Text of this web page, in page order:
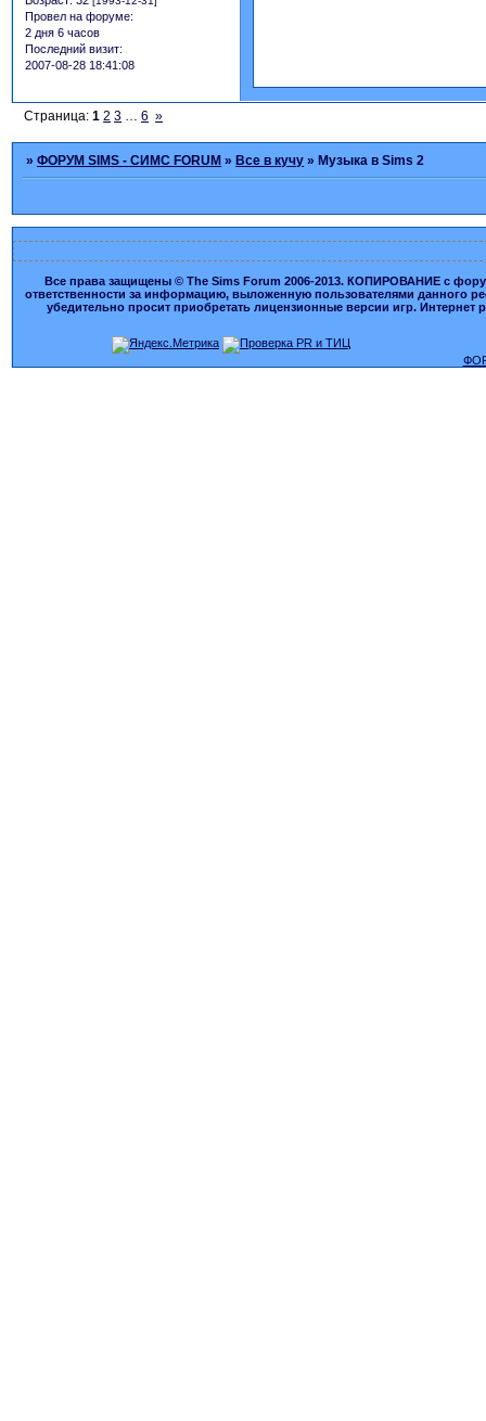
Провел на форуме:
2 дня 6 часов
Последний визит:
2007-08-28 18:41:08
Страница:1 2 3 6 »
»ФОРУМ SIMS - СИМС FORUM » Все в кучу » Музыка в Sims 2
Все права защищены © The Sims Forum 2006-2013. КОПИРОВАНИЕ с
ответственности за информацию, выложенную пользователями данного
убедительно просит приобретать лицензионные версии игр.